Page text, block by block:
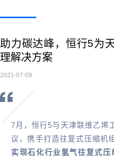
助力碳达峰，恒行5为
理解决方案
2021-07-09
7月，恒行5与天津联维乙烯
议，携手打造往复式压缩机
实现石化行业氢气往复式